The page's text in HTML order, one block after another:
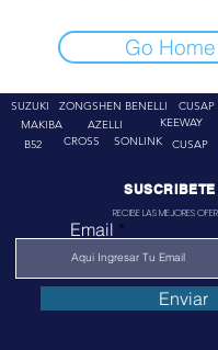
Go Home
SUZUKI
ZONGSHEN
MAKIBA
AZELLI
BENELLI
CUSAP
KEEWAY
B52
CROSS SONLINK CUSAP
SUSCRIBETE
RECIBE LAS MEJORES
Email
Enviar